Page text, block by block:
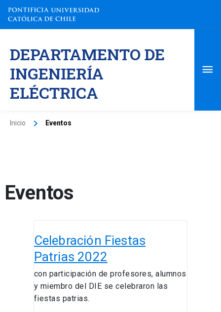
contenido
DEPARTAMENTO DE
INGENIERÍA
ELÉCTRICA
Inicio Eventos
Eventos
Celebración Fiestas
Patrias 2022
con participación de profesores, alumnos
y miembro del DIE se celebraron las
fiestas patrias.
Fiestas
Patrias
2022